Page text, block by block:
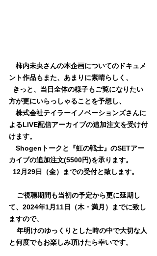
柿内未央さんの本企画についてのドキュメ
ント作品もまた、あまりに素晴らしく、
きっと、当日全体の様子もご覧になりたい
方が更にいらっしゃることを予想し、
株式会社テイラーイノベーションズさんに
よるLIVE配信アーカイブの追加注文を受け付
けます。
Shogenトークと『虹の戦士』のSETアー
カイブの追加注文(5500円)を承ります。
12月29日（金）までの受付と致します。
ご視聴期間も当初の予定から更に延期し
て、2024年1月11日（木・満月）までに致し
ますので、
年明けのゆっくりとした時の中で大切な人
と何度でもお楽しみ頂けたら幸いです。